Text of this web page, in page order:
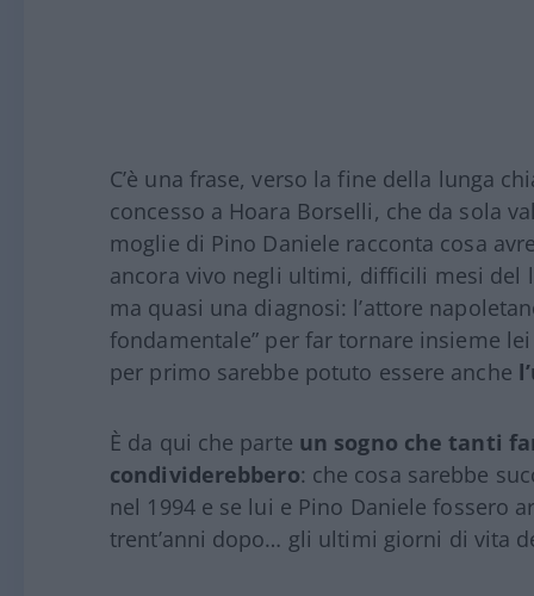
C’è una frase, verso la fine della lunga
concesso a Hoara Borselli, che da sola
moglie di Pino Daniele racconta cosa
ancora vivo negli ultimi, difficili mesi
ma quasi una diagnosi: l’attore
fondamentale” per far tornare insieme
per primo sarebbe potuto essere anche
È da qui che parte un sogno che tanti
condividerebbero: che cosa sarebbe
nel 1994 e se lui e Pino Daniele fossero
trent’anni dopo… gli ultimi giorni di vita